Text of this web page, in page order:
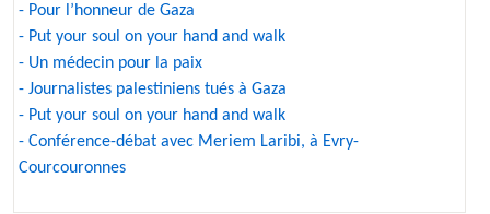
- Pour l’honneur de Gaza
- Put your soul on your hand and walk
- Un médecin pour la paix
- Journalistes palestiniens tués à Gaza
- Put your soul on your hand and walk
- Conférence-débat avec Meriem Laribi, à Evry-
Courcouronnes